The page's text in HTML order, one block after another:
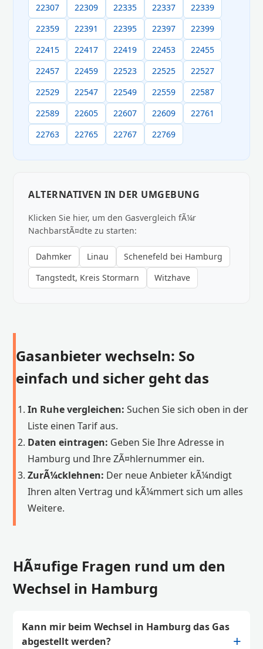
22307
22309 22335 22337
22339
22359
22391 22395 22397
22399
22415
22417 22419 22453
22455
22457
22459 22523 22525
22527
22529
22547 22549 22559
22587
22589
22605 22607 22609
22761
22763
22765 22767 22769
ALTERNATIVEN IN DER UMGEBUNG
Klicken Sie hier, um den Gasvergleich fÃ¼r
NachbarstÃ¤dte zu starten:
Dahmker Linau
Schenefeld bei Hamburg
Tangstedt, Kreis Stormarn
Witzhave
Gasanbieter wechseln: So
einfach und sicher geht das
In Ruhe vergleichen: Suchen Sie sich oben in der
Liste einen Tarif aus.
Daten eintragen: Geben Sie Ihre Adresse in
Hamburg und Ihre ZÃ¤hlernummer ein.
ZurÃ¼cklehnen: Der neue Anbieter kÃ¼ndigt
Ihren alten Vertrag und kÃ¼mmert sich um alles
Weitere.
HÃ¤ufige Fragen rund um den
Wechsel in Hamburg
Kann mir beim Wechsel in Hamburg das Gas
abgestellt werden?